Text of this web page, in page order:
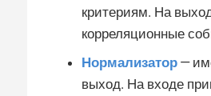
критериям. На
корреляционные
Нормализатор —
выход. На входе